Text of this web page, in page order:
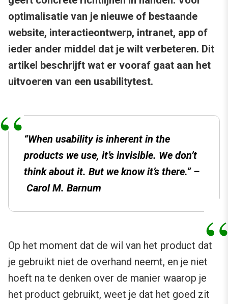
optimalisatie van je nieuwe of bestaande
website, interactieontwerp, intranet, app of
ieder ander middel dat je wilt verbeteren. Dit
artikel beschrijft wat er vooraf gaat aan het
uitvoeren van een usabilitytest.
“When usability is inherent in the
products we use, it’s invisible. We don’t
think about it. But we know it’s there.” –
Carol M. Barnum
Op het moment dat de wil van het product dat
je gebruikt niet de overhand neemt, en je niet
hoeft na te denken over de manier waarop je
het product gebruikt, weet je dat het goed zit